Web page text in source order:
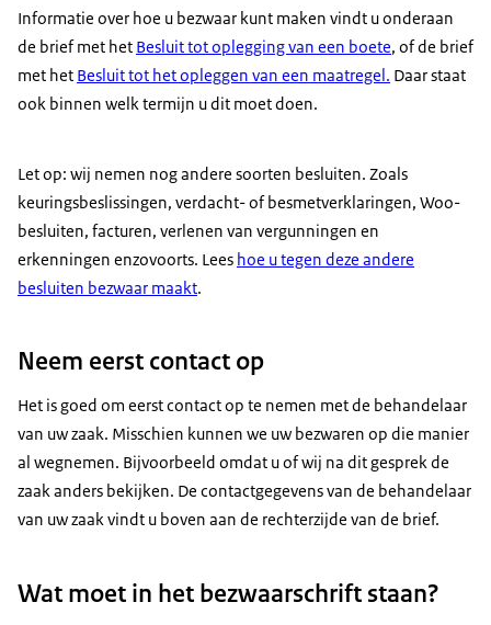
Informatie over hoe u bezwaar kunt maken vindt u onderaan
de brief met het Besluit tot oplegging van een boete, of de brief
met het Besluit tot het opleggen van een maatregel. Daar staat
ook binnen welk termijn u dit moet doen.
Let op: wij nemen nog andere soorten besluiten. Zoals
keuringsbeslissingen, verdacht- of besmetverklaringen, Woo-
besluiten, facturen, verlenen van vergunningen en
erkenningen enzovoorts. Lees hoe u tegen deze andere
besluiten bezwaar maakt.
Neem eerst contact op
Het is goed om eerst contact op te nemen met de behandelaar
van uw zaak. Misschien kunnen we uw bezwaren op die manier
al wegnemen. Bijvoorbeeld omdat u of wij na dit gesprek de
zaak anders bekijken. De contactgegevens van de behandelaar
van uw zaak vindt u boven aan de rechterzijde van de brief.
Wat moet in het bezwaarschrift staan?